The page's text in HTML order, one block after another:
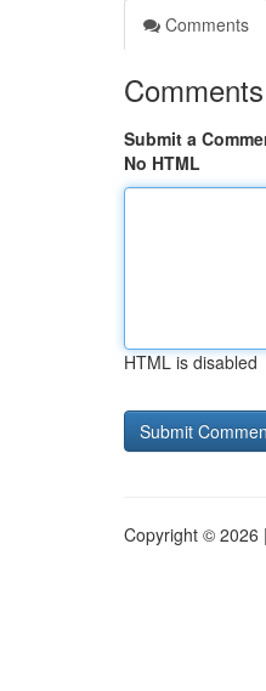
Comments
Comments
Submit a
No HTML
HTML is disabled
Copyright © 2026 |